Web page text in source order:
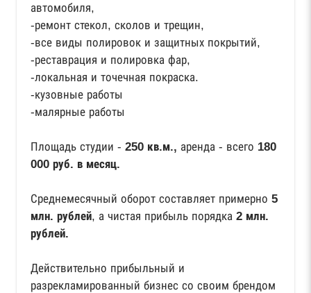
автомобиля,
-ремонт стекол, сколов и трещин,
-все виды полировок и защитных покрытий,
-реставрация и полировка фар,
-локальная и точечная покраска.
-кузовные работы
-малярные работы
Площадь студии - 250 кв.м., аренда - всего 180
000 руб. в месяц.
Среднемесячный оборот составляет примерно 5
млн. рублей, а чистая прибыль порядка 2 млн.
рублей.
Действительно прибыльный и
разрекламированный бизнес со своим брендом